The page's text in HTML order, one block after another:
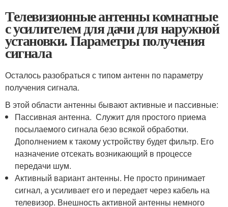
Телевизионные антенны комнатные
с усилителем для дачи для наружной
установки. Параметры получения
сигнала
Осталось разобраться с типом антенн по параметру
получения сигнала.
В этой области антенны бывают активные и пассивные:
Пассивная антенна. Служит для простого приема
посылаемого сигнала безо всякой обработки.
Дополнением к такому устройству будет фильтр. Его
назначение отсекать возникающий в процессе
передачи шум.
Активный вариант антенны. Не просто принимает
сигнал, а усиливает его и передает через кабель на
телевизор. Внешность активной антенны немного